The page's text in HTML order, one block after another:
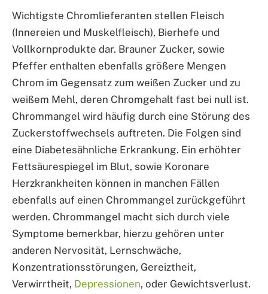
Wichtigste Chromlieferanten stellen Fleisch
(Innereien und Muskelfleisch), Bierhefe und
Vollkornprodukte dar. Brauner Zucker, sowie
Pfeffer enthalten ebenfalls größere Mengen
Chrom im Gegensatz zum weißen Zucker und zu
weißem Mehl, deren Chromgehalt fast bei null ist.
Chrommangel wird häufig durch eine Störung des
Zuckerstoffwechsels auftreten. Die Folgen sind
eine Diabetesähnliche Erkrankung. Ein erhöhter
Fettsäurespiegel im Blut, sowie Koronare
Herzkrankheiten können in manchen Fällen
ebenfalls auf einen Chrommangel zurückgeführt
werden. Chrommangel macht sich durch viele
Symptome bemerkbar, hierzu gehören unter
anderen Nervosität, Lernschwäche,
Konzentrationsstörungen, Gereiztheit,
Verwirrtheit, Depressionen, oder Gewichtsverlust.